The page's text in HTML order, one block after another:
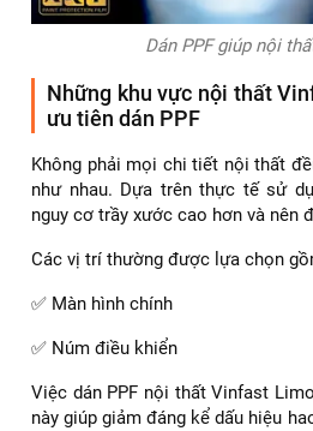
Dán PPF giúp nội
Những khu vực nội thất
ưu tiên dán PPF
Không phải mọi chi tiết nội thất
như nhau. Dựa trên thực tế sử
nguy cơ trầy xước cao hơn và nên
Các vị trí thường được lựa chọn
✅ Màn hình chính
✅ Núm điều khiển
Việc dán PPF nội thất Vinfast
này giúp giảm đáng kể dấu hiệu